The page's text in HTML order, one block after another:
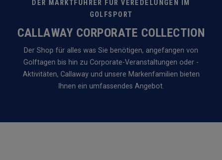
DER MARKTFÜHRER FÜR VEREDELUNGEN IM
GOLFSPORT
CALLAWAY CORPORATE COLLECTION
Der Shop für alles was Sie benötigen, angefangen von
Golftagen bis hin zu Corporate-Veranstaltungen oder -
Aktivitäten, Callaway und unsere Markenfamilien bieten
Ihnen ein umfassendes Angebot.